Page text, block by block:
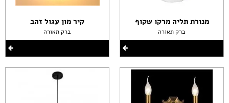
מנורת תליה מרקו שקוף
ברק תאורה
קיר מון עגול זהב
ברק תאורה